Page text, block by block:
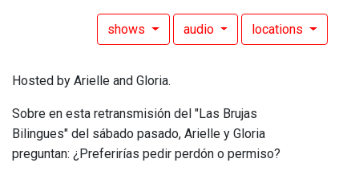
shows audio locations
Hosted by Arielle and Gloria.
Sobre en esta retransmisión del "Las Brujas
Bilingues" del sábado pasado, Arielle y Gloria
preguntan: ¿Preferirías pedir perdón o permiso?